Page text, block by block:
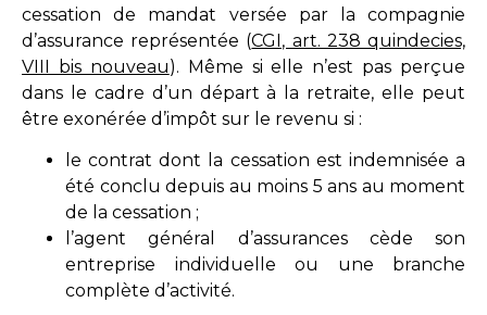
cessation de mandat versée par la compagnie
d’assurance représentée (CGI, art. 238 quindecies,
VIII bis nouveau). Même si elle n’est pas perçue
dans le cadre d’un départ à la retraite, elle peut
être exonérée d’impôt sur le revenu si :
le contrat dont la cessation est indemnisée a
été conclu depuis au moins 5 ans au moment
de la cessation ;
l’agent général d’assurances cède son
entreprise individuelle ou une branche
complète d’activité.